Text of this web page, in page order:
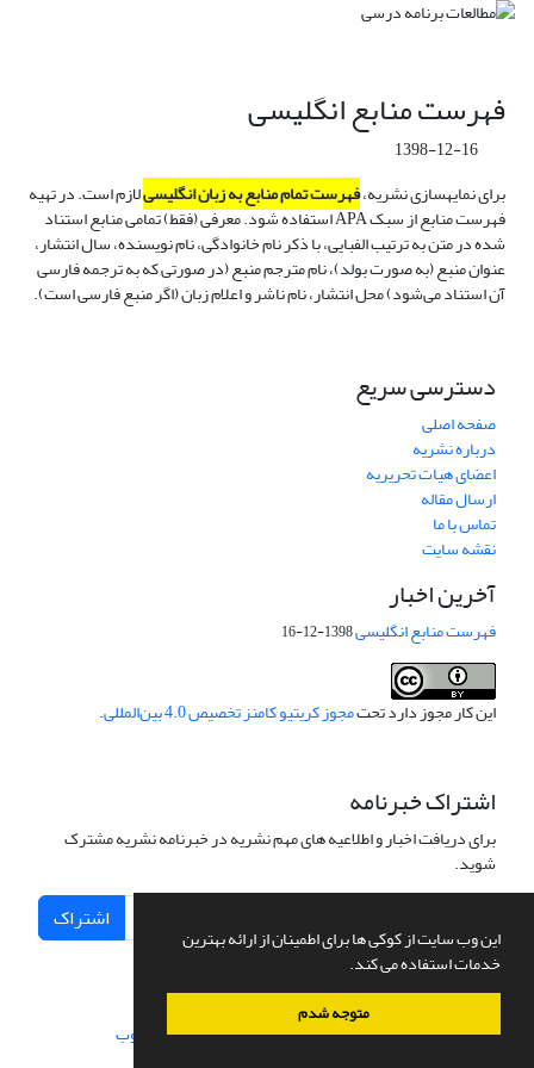
این وب سایت از کوکی ها برای اطمینان از ارائه بهترین
خدمات استفاده می کند.
متوجه شدم
فهرست منابع انگلیسی
1398-12-16
برای نمایه‎سازی نشریه،
فهرست تمام منابع به زبان انگلیسیلازم است. در تهیه
فهرست منابع از سبک APA استفاده شود. معرفی (فقط) تمامی منابع استناد
شده در متن به ترتیب الفبایی، با ذکر نام خانوادگی، نام نویسنده، سال انتشار،
عنوان منبع (به صورت بولد)، نام مترجم منبع (در صورتی که به ترجمه فارسی
آن استناد می‌شود) محل انتشار، نام ناشر و اعلام زبان (اگر منبع فارسی است).
دسترسی سریع
صفحه اصلی
درباره نشریه
اعضای هیات تحریریه
ارسال مقاله
تماس با ما
نقشه سایت
آخرین اخبار
فهرست منابع انگلیسی1398-12-16
این کار مجوز دارد تحتمجوز کریتیو کامنز تخصیص 4.0 بین‌المللی .
اشتراک خبرنامه
برای دریافت اخبار و اطلاعیه های مهم نشریه در خبرنامه نشریه مشترک
شوید.
اشتراک
سامانه مدیریت نشریات علمی.طراحی و پیاده سازی از سیناوب